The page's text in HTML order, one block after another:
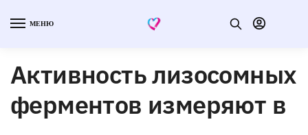
МЕНЮ
Активность лизосомных
ферментов измеряют в